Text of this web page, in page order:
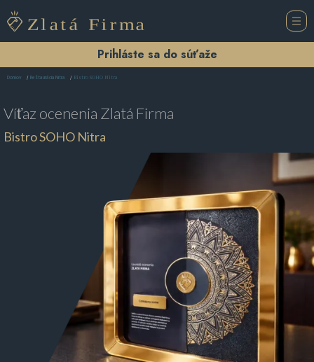
Prihláste sa do súťaže
Domov Reštaurácia Nitra Bistro SOHO Nitra
Víťaz ocenenia Zlatá Firma
Bistro SOHO Nitra